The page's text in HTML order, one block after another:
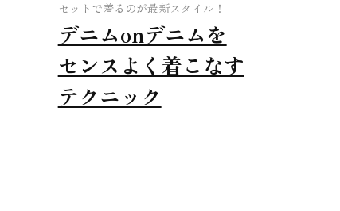
セットで着るのが最新スタイル！
デニムonデニムを
センスよく着こなす
テクニック